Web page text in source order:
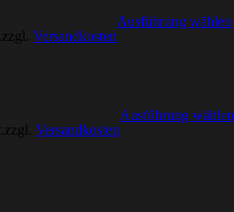
zzgl. Versandkosten
Ausführung wählen
zzgl. Versandkosten
Ausführung wählen